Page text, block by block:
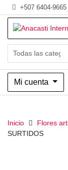
Saltar
al
contenido
+507 6404-9665
Ventas de
navidad, religioso
Mi cuenta
Inicio Flores
SURTIDOS